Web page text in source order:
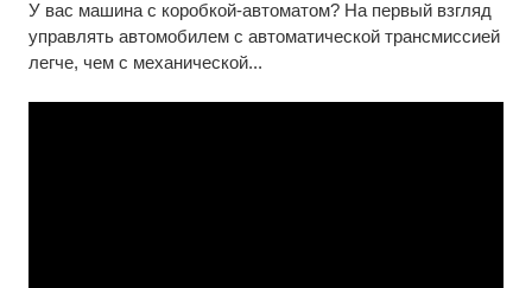
У вас машина с коробкой-автоматом? На первый взгляд
управлять автомобилем с автоматической трансмиссией
легче, чем с механической...